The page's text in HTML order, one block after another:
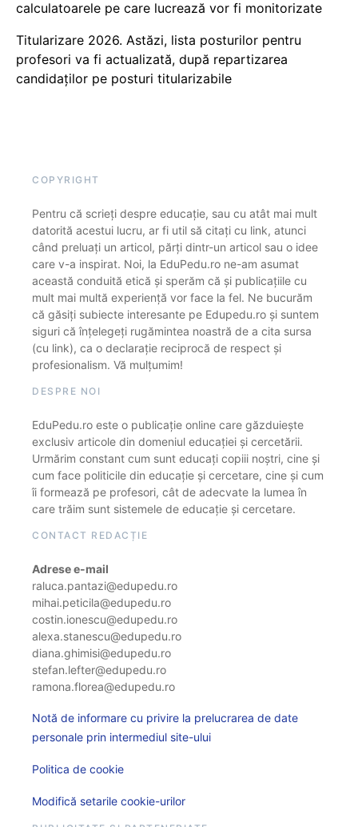
calculatoarele pe care lucrează vor fi monitorizate
Titularizare 2026. Astăzi, lista posturilor pentru
profesori va fi actualizată, după repartizarea
candidaților pe posturi titularizabile
COPYRIGHT
Pentru că scrieți despre educație, sau cu atât mai mult
datorită acestui lucru, ar fi util să citați cu link, atunci
când preluați un articol, părți dintr-un articol sau o idee
care v-a inspirat. Noi, la EduPedu.ro ne-am asumat
această conduită etică și sperăm că și publicațiile cu
mult mai multă experiență vor face la fel. Ne bucurăm
că găsiți subiecte interesante pe Edupedu.ro și suntem
siguri că înțelegeți rugămintea noastră de a cita sursa
(cu link), ca o declarație reciprocă de respect și
profesionalism. Vă mulțumim!
DESPRE NOI
EduPedu.ro este o publicație online care găzduiește
exclusiv articole din domeniul educației și cercetării.
Urmărim constant cum sunt educați copiii noștri, cine și
cum face politicile din educație și cercetare, cine și cum
îi formează pe profesori, cât de adecvate la lumea în
care trăim sunt sistemele de educație și cercetare.
CONTACT REDACȚIE
Adrese e-mail
raluca.pantazi@edupedu.ro
mihai.peticila@edupedu.ro
costin.ionescu@edupedu.ro
alexa.stanescu@edupedu.ro
diana.ghimisi@edupedu.ro
stefan.lefter@edupedu.ro
ramona.florea@edupedu.ro
Notă de informare cu privire la prelucrarea de date
personale prin intermediul site-ului
Politica de cookie
Modifică setarile cookie-urilor